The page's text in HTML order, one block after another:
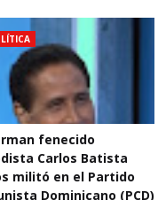
fenecido
Carlos Batista
militó en el Partido
Dominicano (PCD)